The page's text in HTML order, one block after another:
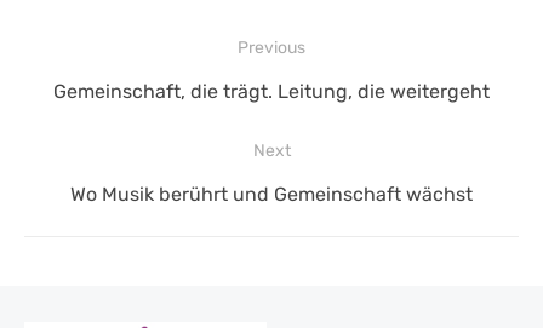
Beitragsnavigation
Previous
Previous
Gemeinschaft, die trägt. Leitung, die weitergeht
Next
Next
Wo Musik berührt und Gemeinschaft wächst